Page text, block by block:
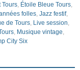
Tours, Étoile Bleue Tours,
folles, Jazz festif,
de Tours, Live session,
, Musique vintage,
City Six